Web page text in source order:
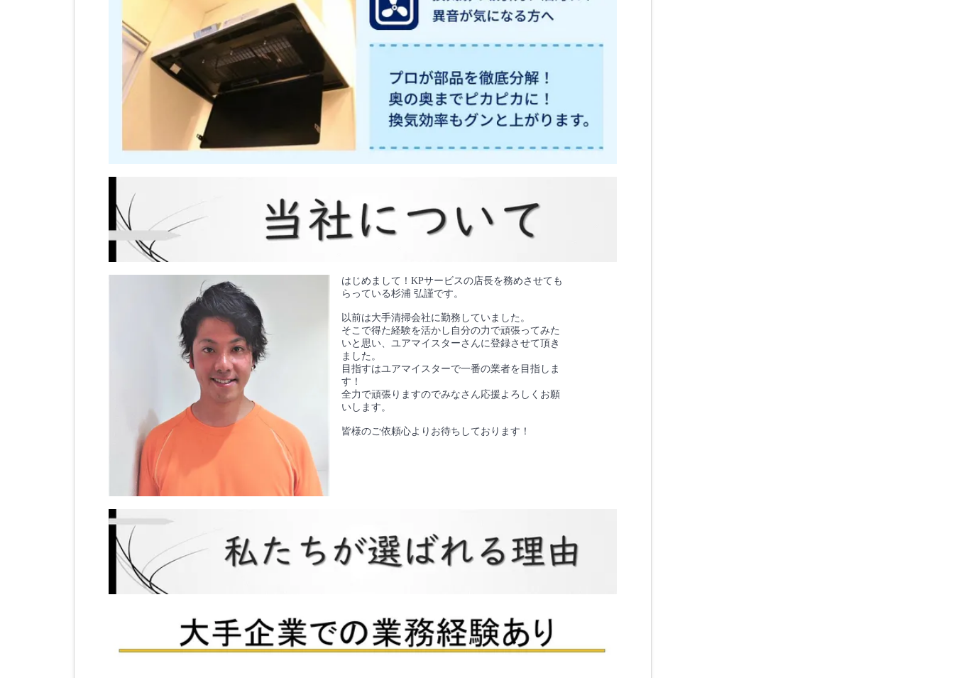
はじめまして！KPサービスの店長を務めさせても
らっている杉浦 弘謹です。
以前は大手清掃会社に勤務していました。
そこで得た経験を活かし自分の力で頑張ってみた
いと思い、ユアマイスターさんに登録させて頂き
ました。
目指すはユアマイスターで一番の業者を目指しま
す！
全力で頑張りますのでみなさん応援よろしくお願
いします。
皆様のご依頼心よりお待ちしております！